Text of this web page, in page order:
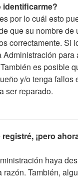
identificarme?
por lo cuál esto
que su nombre de
correctamente. Si
para
es posible
y/o tenga fallos
ser reparado.
¡pero
haya
También,